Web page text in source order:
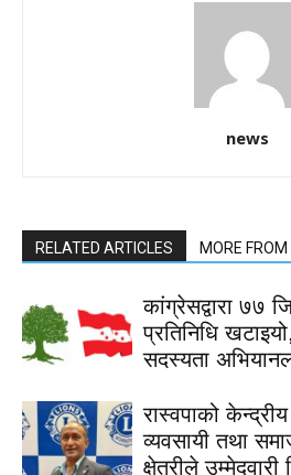
news
RELATED ARTICLES MORE
कांग्रेसद्वारा ७७
प्रतिनिधि
सदस्यता
रास्वपाको
व्यवसायी तथा
क्षेत्रीले उम्मेदवारी